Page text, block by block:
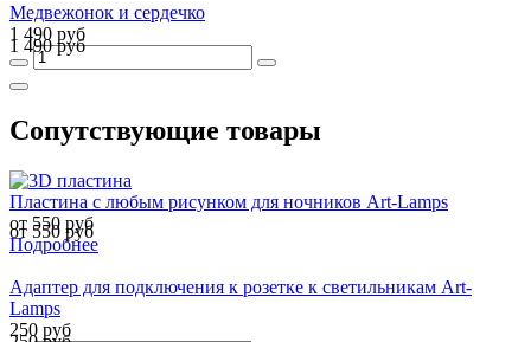
Медвежонок и сердечко
1 490 руб
1 490 руб
Сопутствующие товары
Пластина с любым рисунком для ночников Art-Lamps
от 550 руб
от 550 руб
Подробнее
Адаптер для подключения к розетке к светильникам Art-
Lamps
250 руб